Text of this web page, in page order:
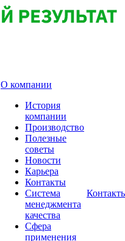
О компании
История
компании
Производство
Полезные
советы
Новости
Карьера
Контакты
Система
менеджмента
качества
Сфера
применения